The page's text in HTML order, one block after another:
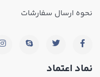
نحوه ارسال سفارشات
نماد اعتماد